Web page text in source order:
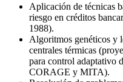
Aplicación de técnicas
riesgo en créditos
1988).
Algoritmos genéticos y
centrales térmicas
para control adaptativo
CORAGE y MITA).